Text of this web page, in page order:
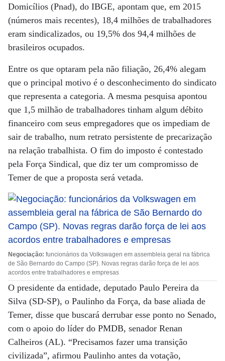
Domicílios (Pnad), do IBGE, apontam que, em 2015
(números mais recentes), 18,4 milhões de trabalhadores
eram sindicalizados, ou 19,5% dos 94,4 milhões de
brasileiros ocupados.
Entre os que optaram pela não filiação, 26,4% alegam
que o principal motivo é o desconhecimento do sindicato
que representa a categoria. A mesma pesquisa apontou
que 1,5 milhão de trabalhadores tinham algum débito
financeiro com seus empregadores que os impediam de
sair de trabalho, num retrato persistente de precarização
na relação trabalhista. O fim do imposto é contestado
pela Força Sindical, que diz ter um compromisso de
Temer de que a proposta será vetada.
Negociação: funcionários da Volkswagen em assembleia geral na fábrica
de São Bernardo do Campo (SP). Novas regras darão força de lei aos
acordos entre trabalhadores e empresas
O presidente da entidade, deputado Paulo Pereira da
Silva (SD-SP), o Paulinho da Força, da base aliada de
Temer, disse que buscará derrubar esse ponto no Senado,
com o apoio do líder do PMDB, senador Renan
Calheiros (AL). “Precisamos fazer uma transição
civilizada”, afirmou Paulinho antes da votação,